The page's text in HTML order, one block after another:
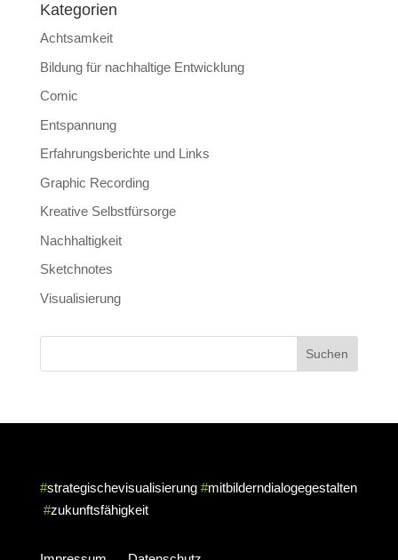
Kategorien
Achtsamkeit
Bildung für nachhaltige Entwicklung
Comic
Entspannung
Erfahrungsberichte und Links
Graphic Recording
Kreative Selbstfürsorge
Nachhaltigkeit
Sketchnotes
Visualisierung
#strategischevisualisierung #mitbilderndialogegestalten
#zukunftsfähigkeit